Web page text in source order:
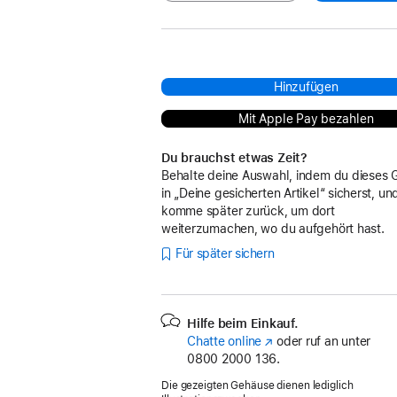
Hinzufügen
Mit Apple Pay bezahlen
Du brauchst etwas Zeit?
Behalte deine Auswahl, indem du dieses
in „Deine gesicherten Artikel“ sicherst,
komme später zurück, um dort
weiterzumachen, wo du aufgehört hast.
Für später sichern
Hilfe beim Einkauf.
Chatte online (Öffnet
ein
Fenster)
oder ruf an unter
0800 2000 136.
Die gezeigten Gehäuse dienen lediglich